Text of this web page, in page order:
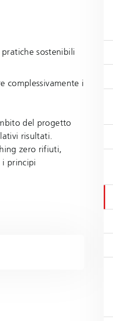
sostenibili
complessivamente i
del progetto
risultati.
zero rifiuti,
i principi